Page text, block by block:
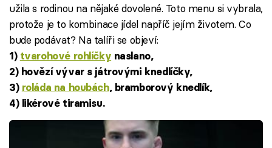
užila s rodinou na nějaké dovolené. Toto menu si vybrala,
protože je to kombinace jídel napříč jejím životem. Co
bude podávat? Na talíři se objeví:
1) tvarohové rohlíčky naslano,
2) hovězí vývar s játrovými knedlíčky,
3) roláda na houbách, bramborový knedlík,
4) likérové tiramisu.